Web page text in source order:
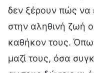
δεν ξέρουν πώς να
στην αληθινή ζωή
καθήκον τους.
μαζί τους, όσα